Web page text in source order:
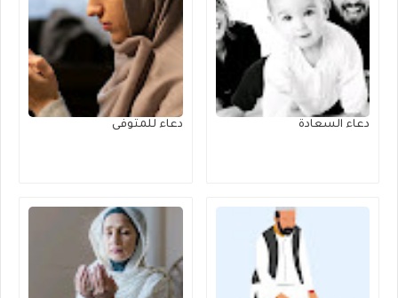
دعاء السعادة دعاء للمتوفى